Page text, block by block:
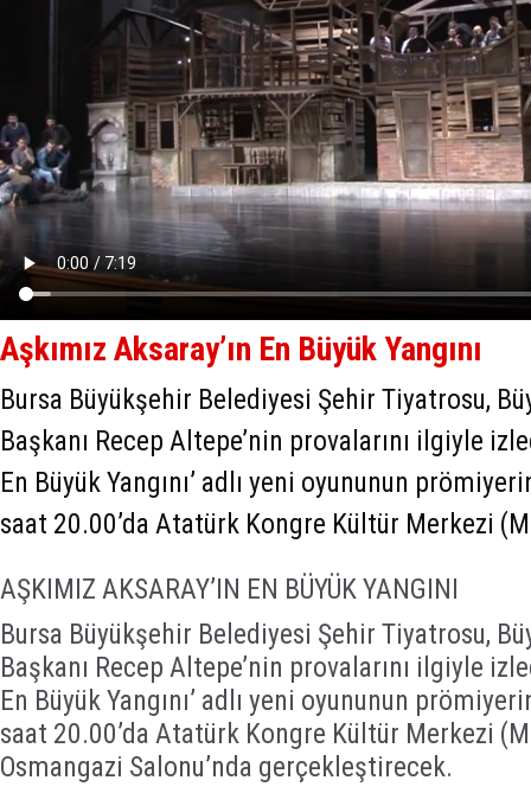
Aşkımız Aksaray’ın En Büyük Yangını
Bursa Büyükşehir Belediyesi Şehir Tiyatrosu,
Başkanı Recep Altepe’nin provalarını ilgiyle
En Büyük Yangını’ adlı yeni oyununun
saat 20.00’da Atatürk Kongre Kültür Merkezi
AŞKIMIZ AKSARAY’IN EN BÜYÜK YANGINI
Bursa Büyükşehir Belediyesi Şehir Tiyatrosu,
Başkanı Recep Altepe’nin provalarını ilgiyle
En Büyük Yangını’ adlı yeni oyununun
saat 20.00’da Atatürk Kongre Kültür Merkezi
Osmangazi Salonu’nda gerçekleştirecek.